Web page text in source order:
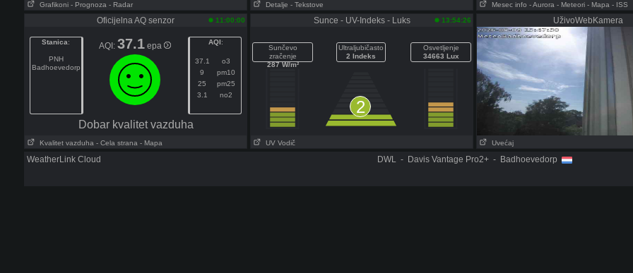
Grafikoni - Prognoza - Radar Detalje - Tekstove Mesec info - Aurora - Meteori - Mapa - ISS
Oficijelna AQ senzor 11:00:00
Stanica:
PNH
Badhoevedorp
AQI: 37.1 epa AQI:
37.1
o3
9
pm10
25
pm25
3.1
no2
Dobar kvalitet vazduha
Kvalitet vazduha - Cela strana - Mapa
Sunce - UV-Indeks - Luks 13:54:26
Sunčevo
zračenje
287 W/m²
Ultraljubičasto
2 Indeks
2
Osvetljenje
34663 Lux
UV Vodič
UživoWebKamera
Uvećaj
WeatherLink Cloud DWL - Davis Vantage Pro2+ - Badhoevedorp